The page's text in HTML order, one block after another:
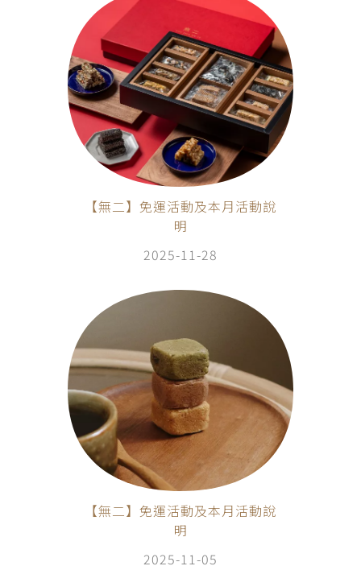
【無二】免運活動及本月活動說
明
2025-11-28
【無二】免運活動及本月活動說
明
2025-11-05